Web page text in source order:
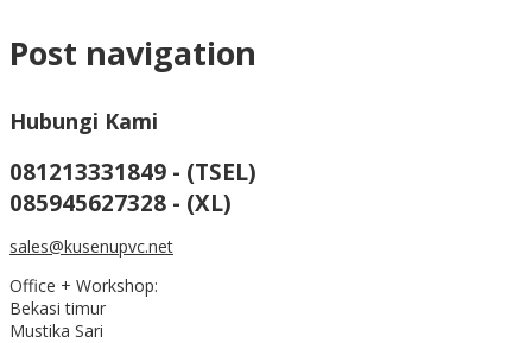
Post navigation
Hubungi Kami
081213331849 - (TSEL)
085945627328 - (XL)
sales@kusenupvc.net
Office + Workshop:
Bekasi timur
Mustika Sari